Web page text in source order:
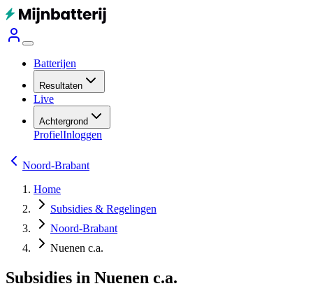
Batterijen
Resultaten
Live
Achtergrond
ProfielInloggen
Noord-Brabant
Home
Subsidies & Regelingen
Noord-Brabant
Nuenen c.a.
Subsidies in Nuenen c.a.